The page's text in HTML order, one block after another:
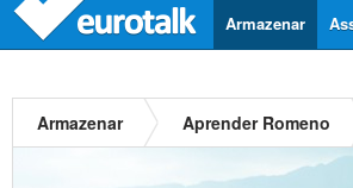
Armazenar
Armazenar Aprender Romeno